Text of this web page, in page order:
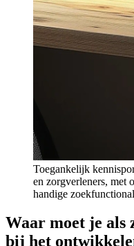
Toegankelijk
en zorgverleners, met
handige
Waar moet je als
bij het